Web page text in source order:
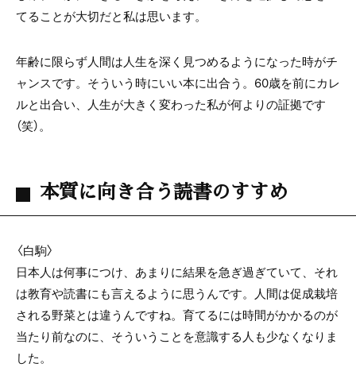
てることが大切だと私は思います。
年齢に限らず人間は人生を深く見つめるようになった時がチ
ャンスです。そういう時にいい本に出合う。60歳を前にカレ
ルと出合い、人生が大きく変わった私が何よりの証拠です
（笑）。
本質に向き合う読書のすすめ
〈白駒〉
日本人は何事につけ、あまりに結果を急ぎ過ぎていて、それ
は教育や読書にも言えるように思うんです。人間は促成栽培
される野菜とは違うんですね。育てるには時間がかかるのが
当たり前なのに、そういうことを意識する人も少なくなりま
した。